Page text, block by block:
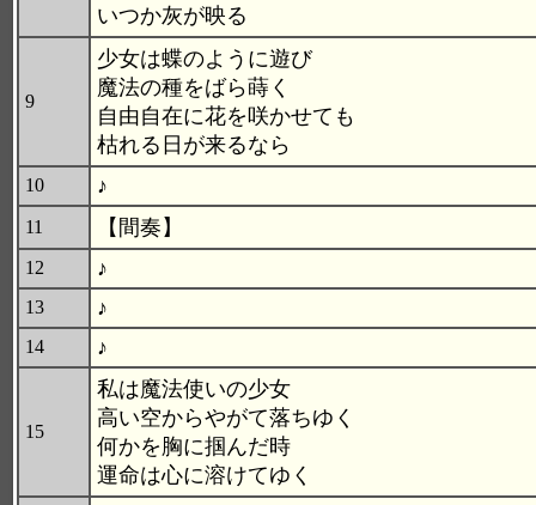
いつか灰が映る
9
少女は蝶のように遊び
魔法の種をばら蒔く
自由自在に花を咲かせても
枯れる日が来るなら
10 ♪
11 【間奏】
12 ♪
13 ♪
14 ♪
15
私は魔法使いの少女
高い空からやがて落ちゆく
何かを胸に掴んだ時
運命は心に溶けてゆく